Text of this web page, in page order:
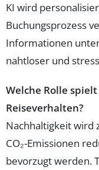
KI wird
Buchungsprozess
Informationen
nahtloser und
Welche Rolle
Reiseverhalten?
Nachhaltigkeit wird
CO₂-Emissionen
bevorzugt werden.